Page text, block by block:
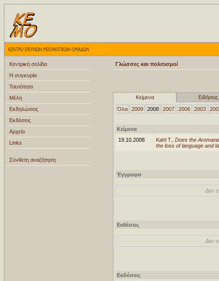
Κεντρική σελίδα
Η συγκυρία
Ταυτότητα
Μέλη
Εκδηλώσεις
Εκδόσεις
Αρχείο
Links
Σύνθετη αναζήτηση
Γλώσσες και πολιτισμοί
Κείμενα
Ειδήσεις
Όλα
2009 2008 2007 2006 2003
Κείμενα
19.10.2008
Kahl T., Does the
the loss of language and
Έγγραφα
Δεν
Εκθέσεις
Δεν
Εκδόσεις